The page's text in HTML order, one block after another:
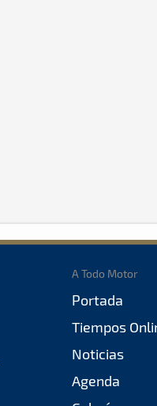
A Todo Motor
Portada
Tiempos
Noticias
Agenda